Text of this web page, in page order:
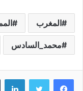
المغرب
محمد_السادس
فيسبوك تويتر